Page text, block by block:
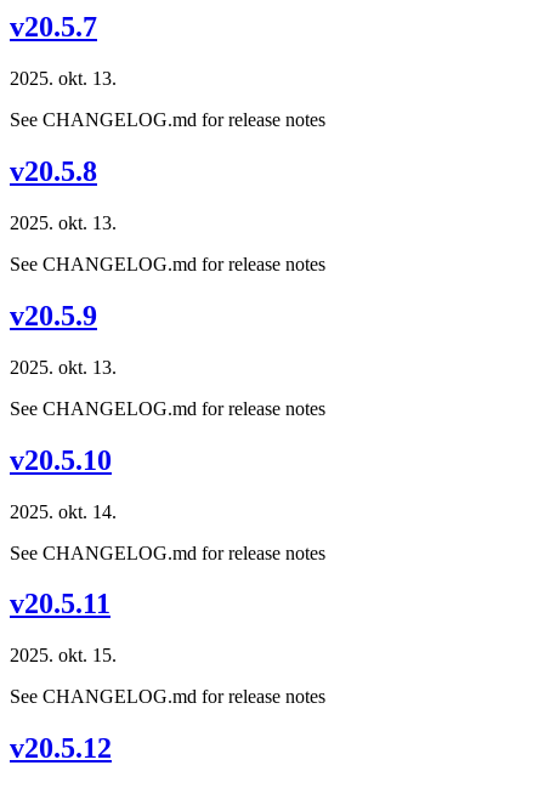
v20.5.7
2025. okt. 13.
See CHANGELOG.md for release notes
v20.5.8
2025. okt. 13.
See CHANGELOG.md for release notes
v20.5.9
2025. okt. 13.
See CHANGELOG.md for release notes
v20.5.10
2025. okt. 14.
See CHANGELOG.md for release notes
v20.5.11
2025. okt. 15.
See CHANGELOG.md for release notes
v20.5.12